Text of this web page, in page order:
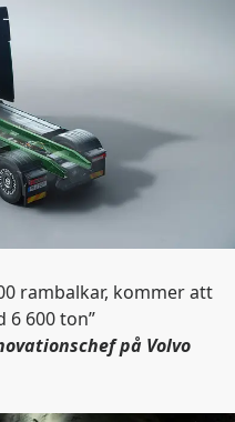
rambalkar, kommer att
6 600 ton”
på Volvo